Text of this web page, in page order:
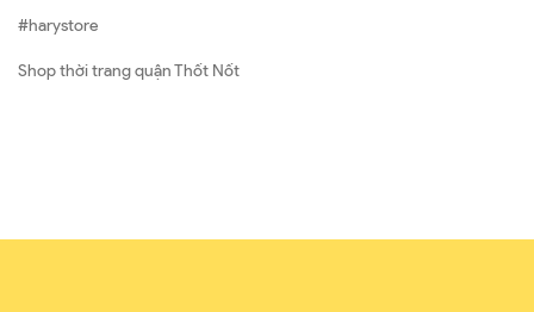
#harystore
Shop thời trang quận Thốt Nốt